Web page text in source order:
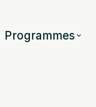
Programmes